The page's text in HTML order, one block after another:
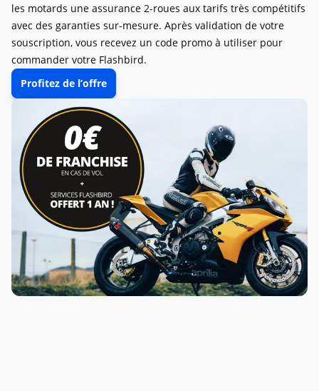
les motards une assurance 2-roues aux tarifs très compétitifs
avec des garanties sur-mesure. Après validation de votre
souscription, vous recevez un code promo à utiliser pour
commander votre Flashbird.
Profitez de l’offre